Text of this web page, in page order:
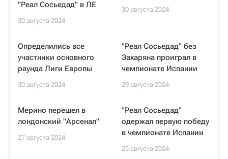
"Реал Сосьедад" в ЛЕ
30 августа 2024
30 августа 2024
Определились все
участники основного
раунда Лиги Европы
30 августа 2024
"Реал Сосьедад" без
Захаряна проиграл в
чемпионате Испании
29 августа 2024
Мерино перешел в
лондонский "Арсенал"
27 августа 2024
"Реал Сосьедад"
одержал первую победу
в чемпионате Испании
25 августа 2024